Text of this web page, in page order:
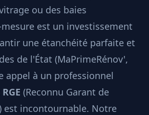
ou des baies
est un investissement
une étanchéité parfaite et
de l'État (MaPrimeRénov',
appel à un professionnel
(Reconnu Garant de
est incontournable. Notre